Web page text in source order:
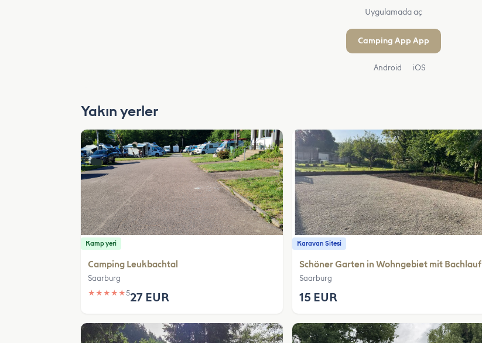
Uygulamada aç
Camping App App
Android iOS
Yakın yerler
Kamp yeri
Camping Leukbachtal
Saarburg
★ ★ ★ ★ ★527 EUR
Karavan Sitesi
Schöner Garten in Wohngebiet mit Bachlauf
Saarburg
15 EUR